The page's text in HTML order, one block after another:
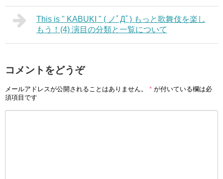
This is " KABUKI " ( ノﾟДﾟ) もっと歌舞伎を楽し
もう！(4) 演目の分類と一覧について
コメントをどうぞ
メールアドレスが公開されることはありません。 * が付いている欄は必
須項目です